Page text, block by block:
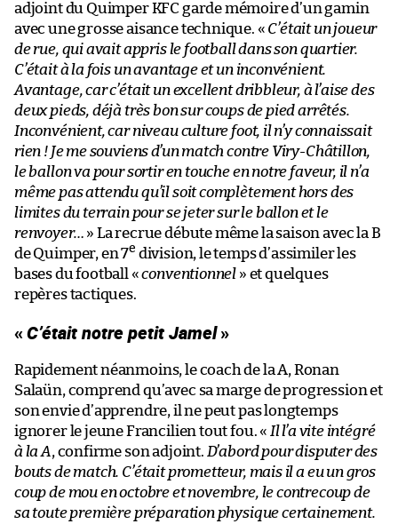
adjoint du Quimper KFC garde mémoire d’un gamin
avec une grosse aisance technique. « C’était un joueur
de rue, qui avait appris le football dans son quartier.
C’était à la fois un avantage et un inconvénient.
Avantage, car c’était un excellent dribbleur, à l’aise des
deux pieds, déjà très bon sur coups de pied arrêtés.
Inconvénient, car niveau culture foot, il n’y connaissait
rien ! Je me souviens d’un match contre Viry-Châtillon,
le ballon va pour sortir en touche en notre faveur, il n’a
même pas attendu qu’il soit complètement hors des
limites du terrain pour se jeter sur le ballon et le
renvoyer… » La recrue débute même la saison avec la B
de Quimper, en 7e division, le temps d’assimiler les
bases du football «conventionnel » et quelques
repères tactiques.
«C’était notre petit Jamel»
Rapidement néanmoins, le coach de la A, Ronan
Salaün, comprend qu’avec sa marge de progression et
son envie d’apprendre, il ne peut pas longtemps
ignorer le jeune Francilien tout fou. « Il l’a vite intégré
à la A, confirme son adjoint. D’abord pour disputer des
bouts de match. C’était prometteur, mais il a eu un gros
coup de mou en octobre et novembre, le contrecoup de
sa toute première préparation physique certainement.